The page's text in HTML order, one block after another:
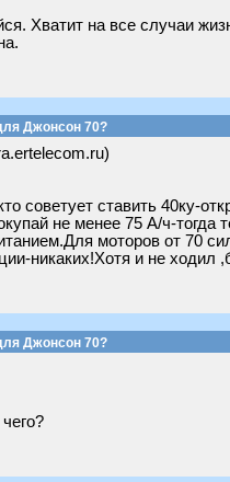
Хватит на все случаи
Джонсон 70?
советует ставить 40ку-
не менее 75 А/ч-тогда
моторов от 70
никаких!Хотя и не
Джонсон 70?